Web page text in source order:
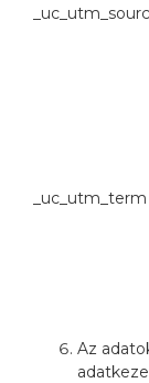
_uc_utm_term
Az